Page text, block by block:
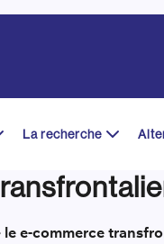
La recherche
le e-commerce